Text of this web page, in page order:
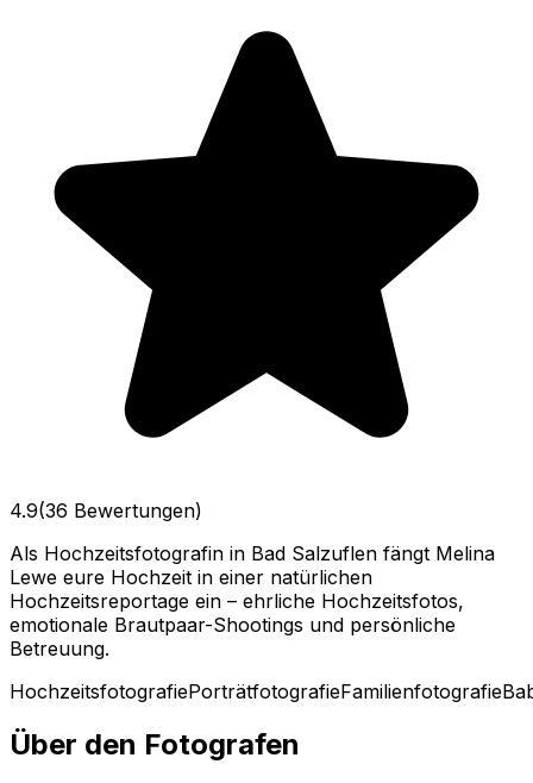
4.9(36 Bewertungen)
Als Hochzeitsfotografin in Bad Salzuflen fängt Melina
Lewe eure Hochzeit in einer natürlichen
Hochzeitsreportage ein – ehrliche Hochzeitsfotos,
emotionale Brautpaar-Shootings und persönliche
Betreuung.
HochzeitsfotografiePorträtfotografieFamilienfotografie
Über den Fotografen